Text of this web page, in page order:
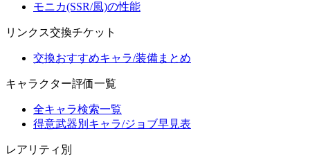
モニカ(SSR/風)の性能
リンクス交換チケット
交換おすすめキャラ/装備まとめ
キャラクター評価一覧
全キャラ検索一覧
得意武器別キャラ/ジョブ早見表
レアリティ別